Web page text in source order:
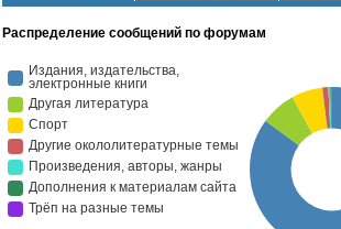
Распределение сообщений по форумам